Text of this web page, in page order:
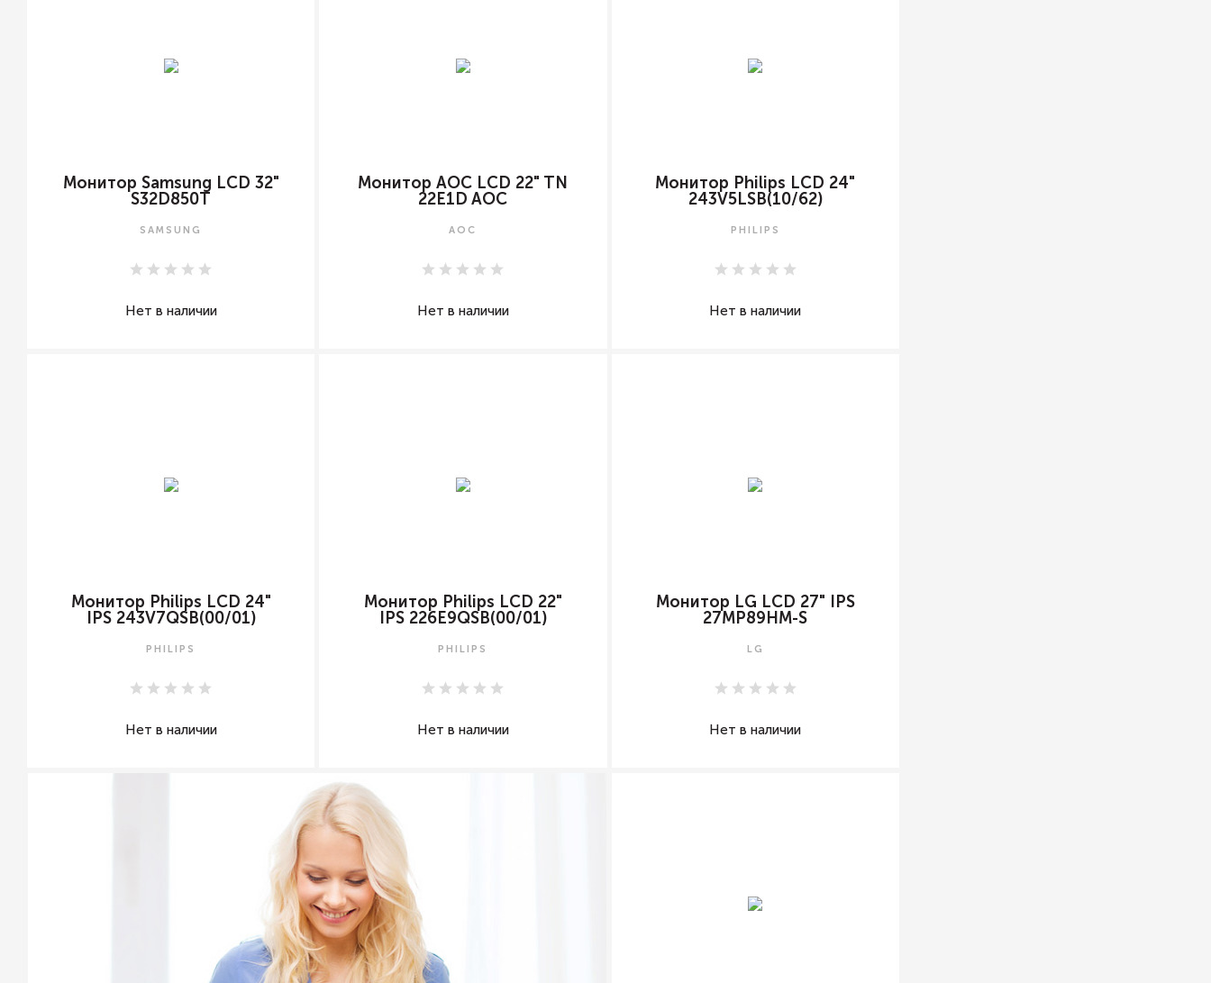
Монитор Samsung LCD 32"
S32D850T
SAMSUNG
Нет в наличии
Монитор AOC LCD 22" TN
22E1D AOC
AOC
Нет в наличии
Монитор Philips LCD 24"
243V5LSB(10/62)
PHILIPS
Нет в наличии
Монитор Philips LCD 24"
IPS 243V7QSB(00/01)
PHILIPS
Нет в наличии
Монитор Philips LCD 22"
IPS 226E9QSB(00/01)
PHILIPS
Нет в наличии
Монитор LG LCD 27" IPS
27MP89HM-S
LG
Нет в наличии